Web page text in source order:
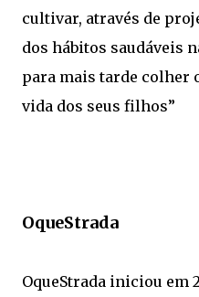
cultivar, através de
dos hábitos saudáveis
para mais tarde colher
vida dos seus filhos”
OqueStrada
OqueStrada iniciou em